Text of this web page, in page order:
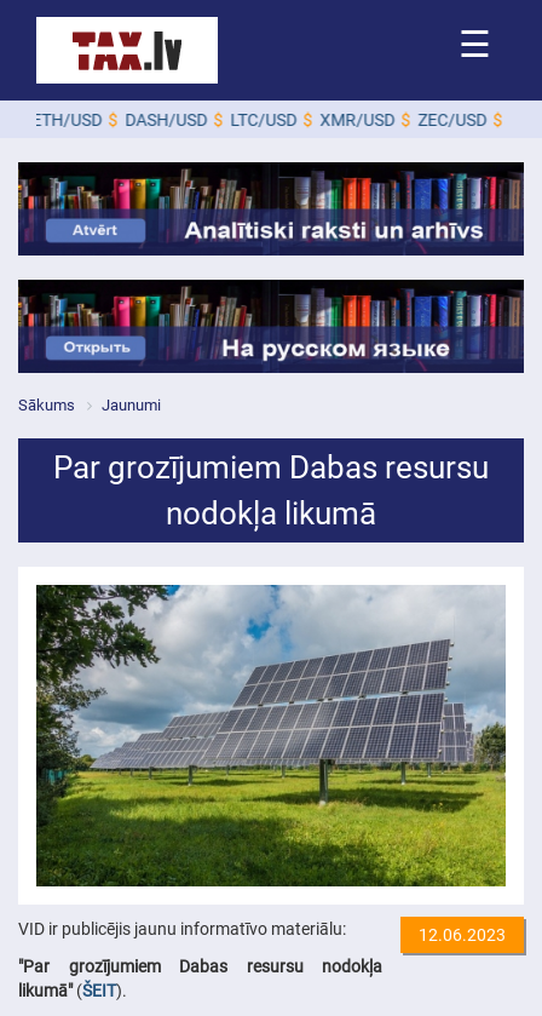
☰
USD$ DASH/USD$ LTC/USD$ XMR/USD$ ZEC/USD$
Sākums Jaunumi
Par grozījumiem Dabas resursu
nodokļa likumā
12.06.2023
VID ir publicējis jaunu informatīvo materiālu:
"Par grozījumiem Dabas resursu nodokļa
likumā"(ŠEIT).